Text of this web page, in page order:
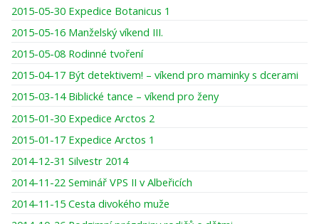
2015-05-30 Expedice Botanicus 1
2015-05-16 Manželský víkend III.
2015-05-08 Rodinné tvoření
2015-04-17 Být detektivem! – víkend pro maminky s dcerami
2015-03-14 Biblické tance – víkend pro ženy
2015-01-30 Expedice Arctos 2
2015-01-17 Expedice Arctos 1
2014-12-31 Silvestr 2014
2014-11-22 Seminář VPS II v Albeřicích
2014-11-15 Cesta divokého muže